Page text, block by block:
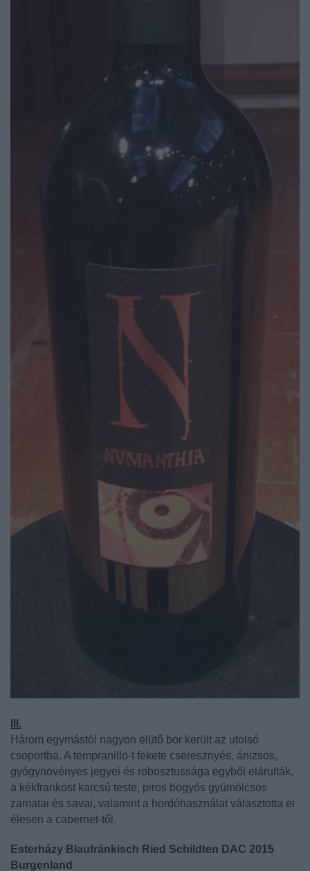
III.
Három egymástól nagyon elütő bor került az utolsó
csoportba. A tempranillo-t fekete cseresznyés, ánizsos,
gyógynövényes jegyei és robosztussága egyből elárulták,
a kékfrankost karcsú teste, piros bogyós gyümölcsös
zamatai és savai, valamint a hordóhasználat választotta el
élesen a cabernet-től.
Esterházy Blaufränkisch Ried Schildten DAC 2015
Burgenland